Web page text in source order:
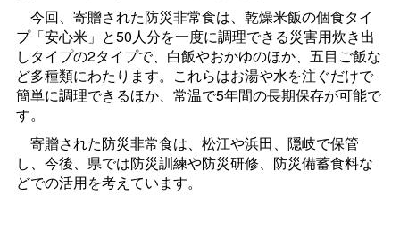
今回、寄贈された防災非常食は、乾燥米飯の個食タイ
プ「安心米」と50人分を一度に調理できる災害用炊き出
しタイプの2タイプで、白飯やおかゆのほか、五目 ご飯な
ど多種類にわたります。これらはお湯や水を注ぐだけで
簡単に調理できるほか、常温で5年間の長期保存が可能で
す。
寄贈された防災非常食は、松江や浜田、隠岐で保管
し、今後、県では防災訓練や防災研修、防災備蓄食料な
どでの活用を考えています。